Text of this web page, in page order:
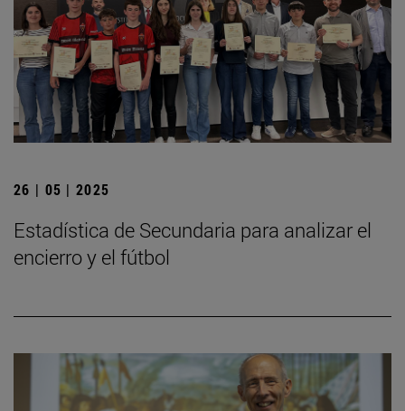
26 | 05 | 2025
Estadística de Secundaria para analizar el
encierro y el fútbol